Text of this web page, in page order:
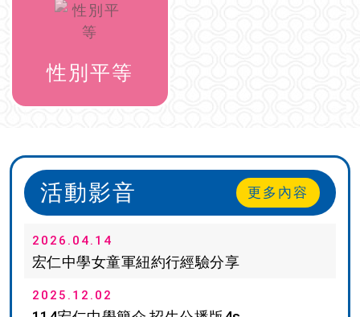
性別平等
活動影音 更多內容
2026.04.14
宏仁中學女童軍紐約行經驗分享
2025.12.02